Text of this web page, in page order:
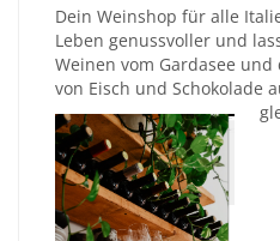
Dein Weinshop für alle
Leben genussvoller und
Weinen vom Gardasee
von Eisch und Schokolade